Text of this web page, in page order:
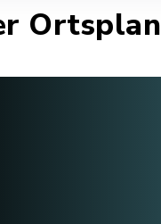
Ortsplan